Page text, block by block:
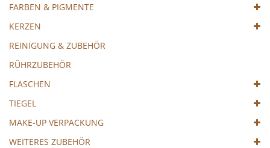
FARBEN & PIGMENTE
KERZEN
REINIGUNG & ZUBEHÖR
RÜHRZUBEHÖR
FLASCHEN
TIEGEL
MAKE-UP VERPACKUNG
WEITERES ZUBEHÖR